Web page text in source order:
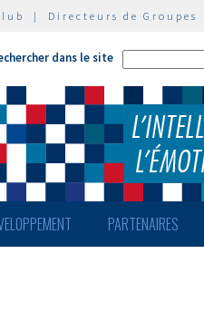
| Directeurs de Groupes
dans le site
PARTENAIRES